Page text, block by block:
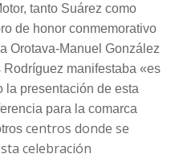
tanto Suárez como
de honor conmemorativo
Orotava-Manuel González
manifestaba «es
la presentación de esta
para la comarca
centros donde se
celebración